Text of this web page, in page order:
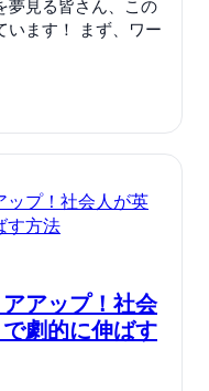
夢見る皆さん、この
います！ まず、ワー
アップ！社会
劇的に伸ばす